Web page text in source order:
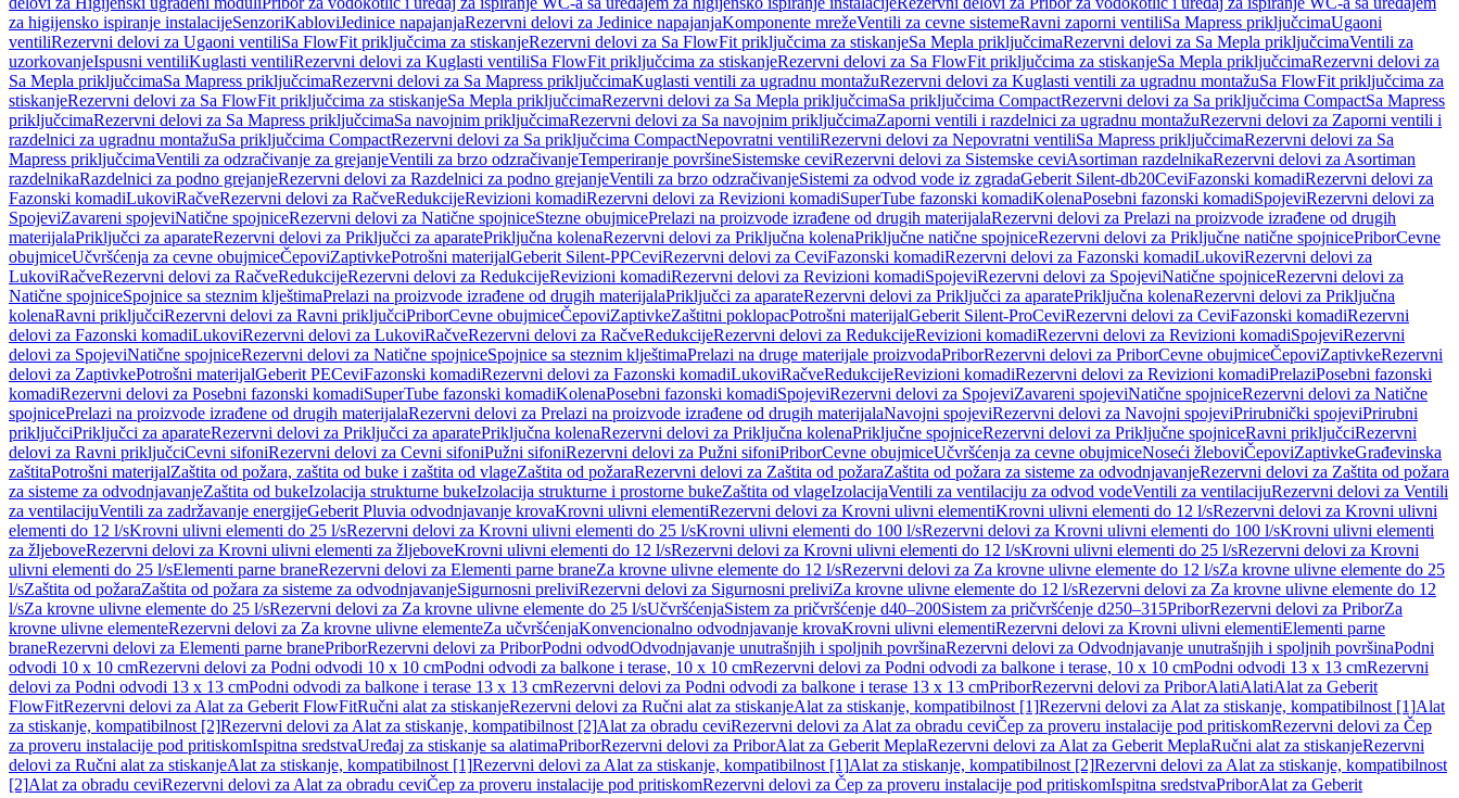
za higijensko ispiranje instalacijeSenzoriKabloviJedinice napajanjaRezervni delovi za Jedinice napajanjaKomponente mrežeVentili za cevne sistemeRavni zaporni ventiliSa Mapress priključcimaUgaoni
ventiliRezervni delovi za Ugaoni ventiliSa FlowFit priključcima za stiskanjeRezervni delovi za Sa FlowFit priključcima za stiskanjeSa Mepla priključcimaRezervni delovi za Sa Mepla priključcimaVentili za
uzorkovanjeIspusni ventiliKuglasti ventiliRezervni delovi za Kuglasti ventiliSa FlowFit priključcima za stiskanjeRezervni delovi za Sa FlowFit priključcima za stiskanjeSa Mepla priključcimaRezervni delovi za
Sa Mepla priključcimaSa Mapress priključcimaRezervni delovi za Sa Mapress priključcimaKuglasti ventili za ugradnu montažuRezervni delovi za Kuglasti ventili za ugradnu montažuSa FlowFit priključcima za
stiskanjeRezervni delovi za Sa FlowFit priključcima za stiskanjeSa Mepla priključcimaRezervni delovi za Sa Mepla priključcimaSa priključcima CompactRezervni delovi za Sa priključcima CompactSa Mapress
priključcimaRezervni delovi za Sa Mapress priključcimaSa navojnim priključcimaRezervni delovi za Sa navojnim priključcimaZaporni ventili i razdelnici za ugradnu montažuRezervni delovi za Zaporni ventili i
razdelnici za ugradnu montažuSa priključcima CompactRezervni delovi za Sa priključcima CompactNepovratni ventiliRezervni delovi za Nepovratni ventiliSa Mapress priključcimaRezervni delovi za Sa
Mapress priključcimaVentili za odzračivanje za grejanjeVentili za brzo odzračivanjeTemperiranje površineSistemske ceviRezervni delovi za Sistemske ceviAsortiman razdelnikaRezervni delovi za Asortiman
razdelnikaRazdelnici za podno grejanjeRezervni delovi za Razdelnici za podno grejanjeVentili za brzo odzračivanjeSistemi za odvod vode iz zgradaGeberit Silent-db20CeviFazonski komadiRezervni delovi za
Fazonski komadiLukoviRačveRezervni delovi za RačveRedukcijeRevizioni komadiRezervni delovi za Revizioni komadiSuperTube fazonski komadiKolenaPosebni fazonski komadiSpojeviRezervni delovi za
SpojeviZavareni spojeviNatične spojniceRezervni delovi za Natične spojniceStezne obujmicePrelazi na proizvode izrađene od drugih materijalaRezervni delovi za Prelazi na proizvode izrađene od drugih
materijalaPriključci za aparateRezervni delovi za Priključci za aparatePriključna kolenaRezervni delovi za Priključna kolenaPriključne natične spojniceRezervni delovi za Priključne natične spojnicePriborCevne
obujmiceUčvršćenja za cevne obujmiceČepoviZaptivkePotrošni materijalGeberit Silent-PPCeviRezervni delovi za CeviFazonski komadiRezervni delovi za Fazonski komadiLukoviRezervni delovi za
LukoviRačveRezervni delovi za RačveRedukcijeRezervni delovi za RedukcijeRevizioni komadiRezervni delovi za Revizioni komadiSpojeviRezervni delovi za SpojeviNatične spojniceRezervni delovi za
Natične spojniceSpojnice sa steznim klještimaPrelazi na proizvode izrađene od drugih materijalaPriključci za aparateRezervni delovi za Priključci za aparatePriključna kolenaRezervni delovi za Priključna
kolenaRavni priključciRezervni delovi za Ravni priključciPriborCevne obujmiceČepoviZaptivkeZaštitni poklopacPotrošni materijalGeberit Silent-ProCeviRezervni delovi za CeviFazonski komadiRezervni
delovi za Fazonski komadiLukoviRezervni delovi za LukoviRačveRezervni delovi za RačveRedukcijeRezervni delovi za RedukcijeRevizioni komadiRezervni delovi za Revizioni komadiSpojeviRezervni
delovi za SpojeviNatične spojniceRezervni delovi za Natične spojniceSpojnice sa steznim klještimaPrelazi na druge materijale proizvodaPriborRezervni delovi za PriborCevne obujmiceČepoviZaptivkeRezervni
delovi za ZaptivkePotrošni materijalGeberit PECeviFazonski komadiRezervni delovi za Fazonski komadiLukoviRačveRedukcijeRevizioni komadiRezervni delovi za Revizioni komadiPrelaziPosebni fazonski
komadiRezervni delovi za Posebni fazonski komadiSuperTube fazonski komadiKolenaPosebni fazonski komadiSpojeviRezervni delovi za SpojeviZavareni spojeviNatične spojniceRezervni delovi za Natične
spojnicePrelazi na proizvode izrađene od drugih materijalaRezervni delovi za Prelazi na proizvode izrađene od drugih materijalaNavojni spojeviRezervni delovi za Navojni spojeviPrirubnički spojeviPrirubni
priključciPriključci za aparateRezervni delovi za Priključci za aparatePriključna kolenaRezervni delovi za Priključna kolenaPriključne spojniceRezervni delovi za Priključne spojniceRavni priključciRezervni
delovi za Ravni priključciCevni sifoniRezervni delovi za Cevni sifoniPužni sifoniRezervni delovi za Pužni sifoniPriborCevne obujmiceUčvršćenja za cevne obujmiceNoseći žleboviČepoviZaptivkeGrađevinska
zaštitaPotrošni materijalZaštita od požara, zaštita od buke i zaštita od vlageZaštita od požaraRezervni delovi za Zaštita od požaraZaštita od požara za sisteme za odvodnjavanjeRezervni delovi za Zaštita od požara
za sisteme za odvodnjavanjeZaštita od bukeIzolacija strukturne bukeIzolacija strukturne i prostorne bukeZaštita od vlageIzolacijaVentili za ventilaciju za odvod vodeVentili za ventilacijuRezervni delovi za Ventili
za ventilacijuVentili za zadržavanje energijeGeberit Pluvia odvodnjavanje krovaKrovni ulivni elementiRezervni delovi za Krovni ulivni elementiKrovni ulivni elementi do 12 l/sRezervni delovi za Krovni ulivni
elementi do 12 l/sKrovni ulivni elementi do 25 l/sRezervni delovi za Krovni ulivni elementi do 25 l/sKrovni ulivni elementi do 100 l/sRezervni delovi za Krovni ulivni elementi do 100 l/sKrovni ulivni elementi
za žljeboveRezervni delovi za Krovni ulivni elementi za žljeboveKrovni ulivni elementi do 12 l/sRezervni delovi za Krovni ulivni elementi do 12 l/sKrovni ulivni elementi do 25 l/sRezervni delovi za Krovni
ulivni elementi do 25 l/sElementi parne braneRezervni delovi za Elementi parne braneZa krovne ulivne elemente do 12 l/sRezervni delovi za Za krovne ulivne elemente do 12 l/sZa krovne ulivne elemente do 25
l/sZaštita od požaraZaštita od požara za sisteme za odvodnjavanjeSigurnosni preliviRezervni delovi za Sigurnosni preliviZa krovne ulivne elemente do 12 l/sRezervni delovi za Za krovne ulivne elemente do 12
l/sZa krovne ulivne elemente do 25 l/sRezervni delovi za Za krovne ulivne elemente do 25 l/sUčvršćenjaSistem za pričvršćenje d40–200Sistem za pričvršćenje d250–315PriborRezervni delovi za PriborZa
krovne ulivne elementeRezervni delovi za Za krovne ulivne elementeZa učvršćenjaKonvencionalno odvodnjavanje krovaKrovni ulivni elementiRezervni delovi za Krovni ulivni elementiElementi parne
braneRezervni delovi za Elementi parne branePriborRezervni delovi za PriborPodni odvodOdvodnjavanje unutrašnjih i spoljnih površinaRezervni delovi za Odvodnjavanje unutrašnjih i spoljnih površinaPodni
odvodi 10 x 10 cmRezervni delovi za Podni odvodi 10 x 10 cmPodni odvodi za balkone i terase, 10 x 10 cmRezervni delovi za Podni odvodi za balkone i terase, 10 x 10 cmPodni odvodi 13 x 13 cmRezervni
delovi za Podni odvodi 13 x 13 cmPodni odvodi za balkone i terase 13 x 13 cmRezervni delovi za Podni odvodi za balkone i terase 13 x 13 cmPriborRezervni delovi za PriborAlatiAlatiAlat za Geberit
FlowFitRezervni delovi za Alat za Geberit FlowFitRučni alat za stiskanjeRezervni delovi za Ručni alat za stiskanjeAlat za stiskanje, kompatibilnost [1]Rezervni delovi za Alat za stiskanje, kompatibilnost [1]Alat
za stiskanje, kompatibilnost [2]Rezervni delovi za Alat za stiskanje, kompatibilnost [2]Alat za obradu ceviRezervni delovi za Alat za obradu ceviČep za proveru instalacije pod pritiskomRezervni delovi za Čep
za proveru instalacije pod pritiskomIspitna sredstvaUređaj za stiskanje sa alatimaPriborRezervni delovi za PriborAlat za Geberit MeplaRezervni delovi za Alat za Geberit MeplaRučni alat za stiskanjeRezervni
delovi za Ručni alat za stiskanjeAlat za stiskanje, kompatibilnost [1]Rezervni delovi za Alat za stiskanje, kompatibilnost [1]Alat za stiskanje, kompatibilnost [2]Rezervni delovi za Alat za stiskanje, kompatibilnost
[2]Alat za obradu ceviRezervni delovi za Alat za obradu ceviČep za proveru instalacije pod pritiskomRezervni delovi za Čep za proveru instalacije pod pritiskomIspitna sredstvaPriborAlat za Geberit